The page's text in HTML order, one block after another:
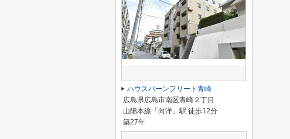
ハウスバーンフリート青崎
広島県広島市南区青崎２丁目
山陽本線「向洋」駅 徒歩12分
築27年